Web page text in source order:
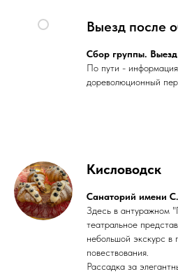
Выезд после
Сбор группы.
По пути -
дореволюционный
Кисловодск
Санаторий имени
Здесь в антуражном
театральное
небольшой экскурс
повествования.
Рассадка за